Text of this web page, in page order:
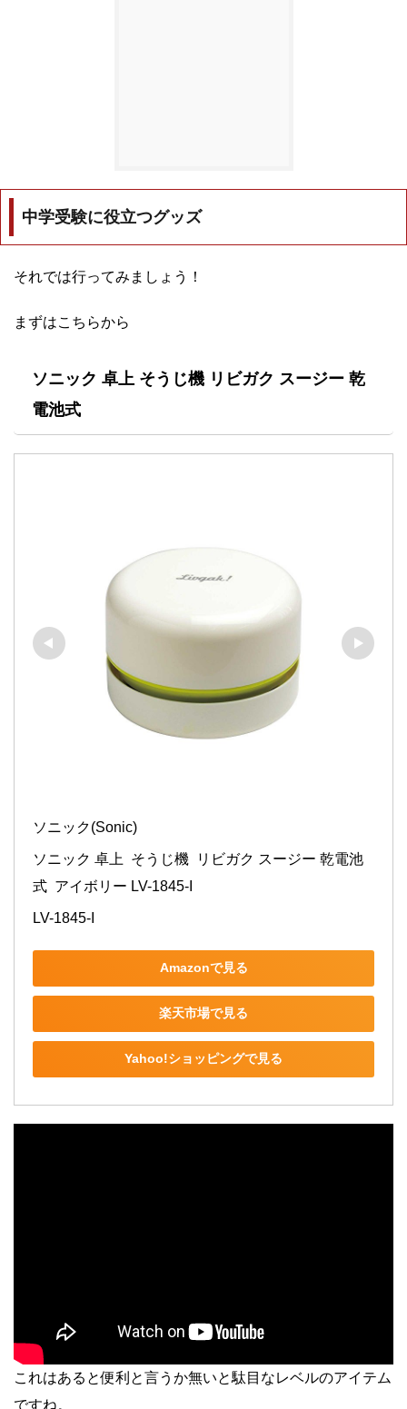
中学受験に役立つグッズ
それでは行ってみましょう！
まずはこちらから
ソニック 卓上 そうじ機 リビガク スージー 乾
電池式
ソニック(Sonic)
ソニック 卓上  そうじ機  リビガク スージー 乾電池
式  アイボリー LV-1845-I
LV-1845-I
Amazonで見る
楽天市場で見る
Yahoo!ショッピングで見る
これはあると便利と言うか無いと駄目なレベルのアイテム
ですね。